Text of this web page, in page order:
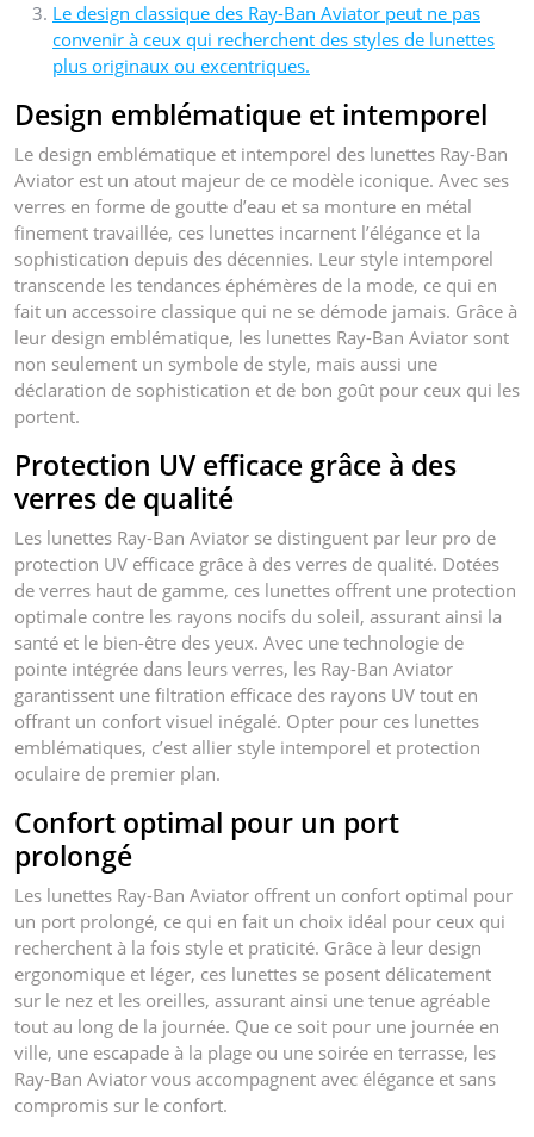
Le design classique des Ray-Ban Aviator peut ne pas
convenir à ceux qui recherchent des styles de lunettes
plus originaux ou excentriques.
Design emblématique et intemporel
Le design emblématique et intemporel des lunettes Ray-Ban
Aviator est un atout majeur de ce modèle iconique. Avec ses
verres en forme de goutte d’eau et sa monture en métal
finement travaillée, ces lunettes incarnent l’élégance et la
sophistication depuis des décennies. Leur style intemporel
transcende les tendances éphémères de la mode, ce qui en
fait un accessoire classique qui ne se démode jamais. Grâce à
leur design emblématique, les lunettes Ray-Ban Aviator sont
non seulement un symbole de style, mais aussi une
déclaration de sophistication et de bon goût pour ceux qui les
portent.
Protection UV efficace grâce à des
verres de qualité
Les lunettes Ray-Ban Aviator se distinguent par leur pro de
protection UV efficace grâce à des verres de qualité. Dotées
de verres haut de gamme, ces lunettes offrent une protection
optimale contre les rayons nocifs du soleil, assurant ainsi la
santé et le bien-être des yeux. Avec une technologie de
pointe intégrée dans leurs verres, les Ray-Ban Aviator
garantissent une filtration efficace des rayons UV tout en
offrant un confort visuel inégalé. Opter pour ces lunettes
emblématiques, c’est allier style intemporel et protection
oculaire de premier plan.
Confort optimal pour un port
prolongé
Les lunettes Ray-Ban Aviator offrent un confort optimal pour
un port prolongé, ce qui en fait un choix idéal pour ceux qui
recherchent à la fois style et praticité. Grâce à leur design
ergonomique et léger, ces lunettes se posent délicatement
sur le nez et les oreilles, assurant ainsi une tenue agréable
tout au long de la journée. Que ce soit pour une journée en
ville, une escapade à la plage ou une soirée en terrasse, les
Ray-Ban Aviator vous accompagnent avec élégance et sans
compromis sur le confort.